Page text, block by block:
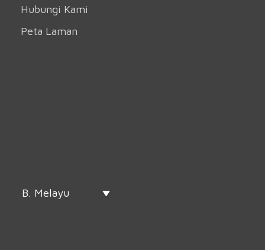
Hubungi Kami
Peta Laman
B. Melayu